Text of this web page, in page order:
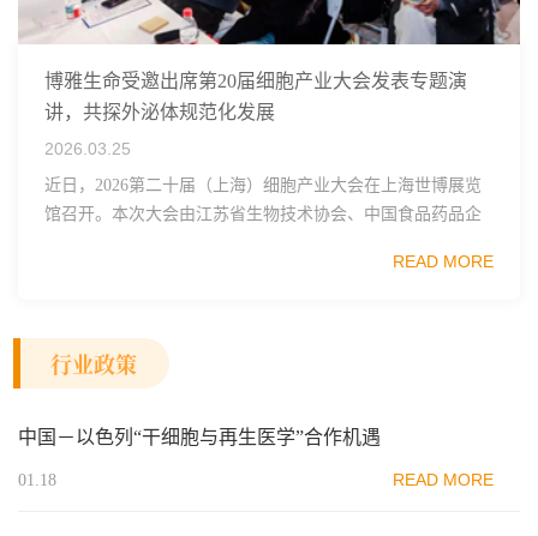
博雅生命受邀出席第20届细胞产业大会发表专题演
讲，共探外泌体规范化发展
2026.03.25
近日，2026第二十届（上海）细胞产业大会在上海世博展览
馆召开。本次大会由江苏省生物技术协会、中国食品药品企
范区生物医药行业协会、瑞士日内瓦长寿科学...
READ MORE
行业政策
中国－以色列“干细胞与再生医学”合作机遇
01.18 READ MORE